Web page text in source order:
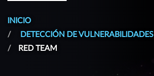
INICIO
DETECCIÓN DE VULNERABILIDADES
RED TEAM